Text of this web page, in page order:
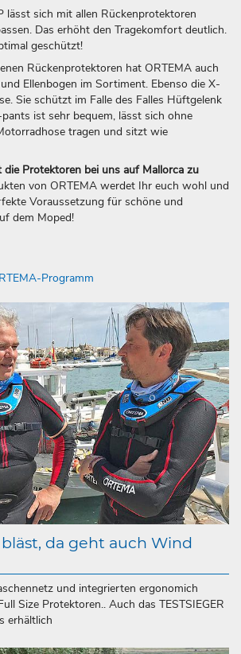
lässt sich mit allen Rückenprotektoren
Das erhöht den Tragekomfort deutlich.
geschützt!
Rückenprotektoren hat ORTEMA auch
Ellenbogen im Sortiment. Ebenso die X-
Sie schützt im Falle des Falles Hüftgelenk
ist sehr bequem, lässt sich ohne
tragen und sitzt wie
Protektoren bei uns auf Mallorca zu
von ORTEMA werdet Ihr euch wohl und
Voraussetzung für schöne und
dem Moped!
Programm
da geht auch Wind
und integrierten ergonomich
Size Protektoren.. Auch das TESTSIEGER
erhältlich